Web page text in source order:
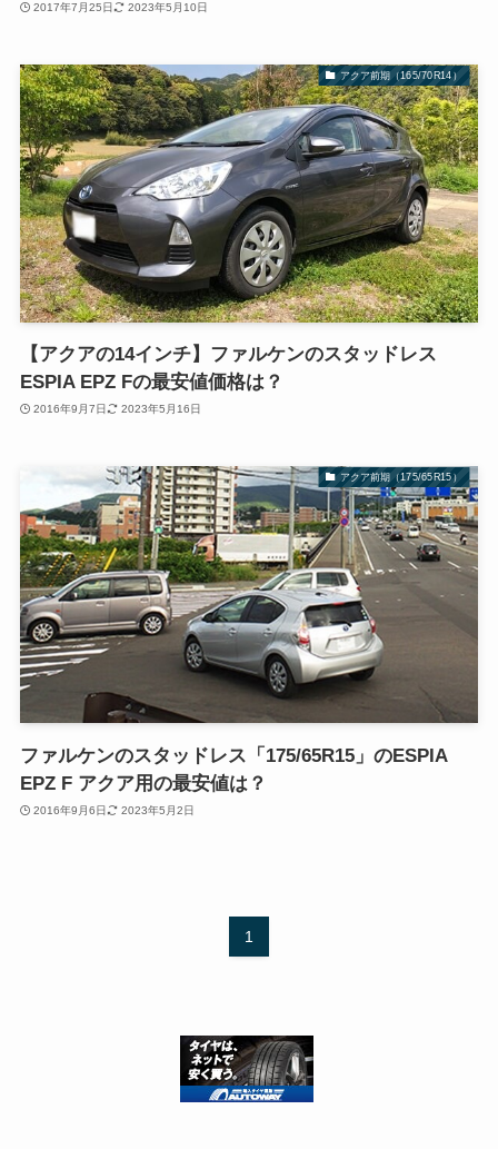
2017年7月25日 2023年5月10日
アクア前期（165/70R14）
【アクアの14インチ】ファルケンのスタッドレス
ESPIA EPZ Fの最安値価格は？
2016年9月7日 2023年5月16日
アクア前期（175/65R15）
ファルケンのスタッドレス「175/65R15」のESPIA
EPZ F アクア用の最安値は？
2016年9月6日 2023年5月2日
1